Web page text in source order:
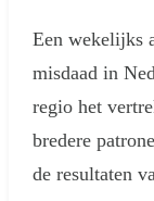
Een wekelijks
misdaad in
regio het
bredere
de resultaten